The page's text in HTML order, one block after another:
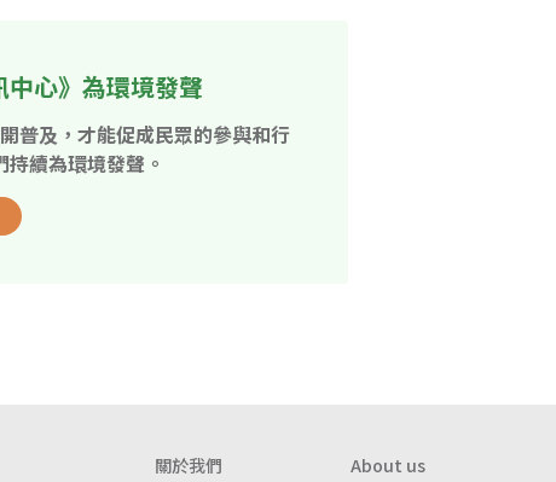
心》為環境發聲
普及，才能促成民眾的參與和行
續為環境發聲。
關於我們 About us